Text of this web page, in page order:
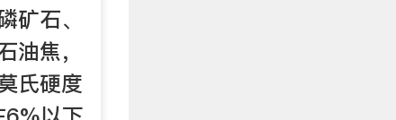
矿石、
油焦，
氏硬度